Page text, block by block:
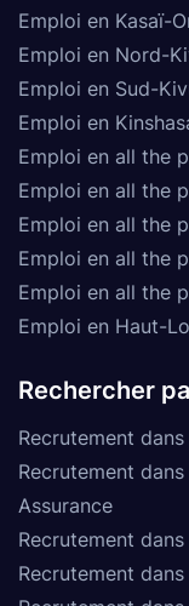
Emploi en Kasaï-
Emploi en Nord-
Emploi en Sud-
Emploi en
Emploi en all the
Emploi en all the
Emploi en all the
Emploi en all the
Emploi en all the
Emploi en Haut-
Rechercher
Recrutement
Recrutement
Assurance
Recrutement
Recrutement